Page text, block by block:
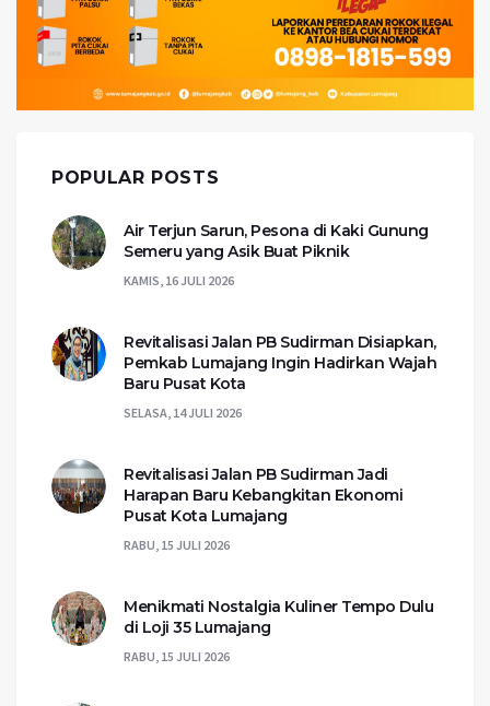
POPULAR POSTS
Air Terjun Sarun, Pesona di Kaki Gunung
Semeru yang Asik Buat Piknik
KAMIS, 16 JULI 2026
Revitalisasi Jalan PB Sudirman Disiapkan,
Pemkab Lumajang Ingin Hadirkan Wajah
Baru Pusat Kota
SELASA, 14 JULI 2026
Revitalisasi Jalan PB Sudirman Jadi
Harapan Baru Kebangkitan Ekonomi
Pusat Kota Lumajang
RABU, 15 JULI 2026
Menikmati Nostalgia Kuliner Tempo Dulu
di Loji 35 Lumajang
RABU, 15 JULI 2026